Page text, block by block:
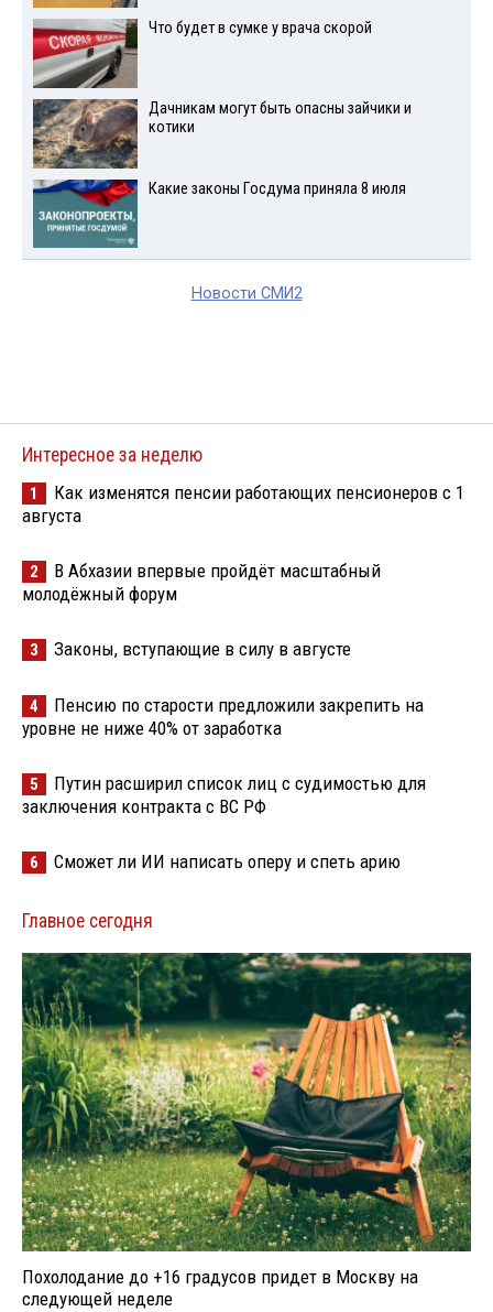
Что будет в сумке у врача скорой
Дачникам могут быть опасны зайчики и
котики
Какие законы Госдума приняла 8 июля
Новости СМИ2
Интересное за неделю
1
Как изменятся пенсии работающих пенсионеров с 1
августа
2
В Абхазии впервые пройдёт масштабный
молодёжный форум
3 Законы, вступающие в силу в августе
4
Пенсию по старости предложили закрепить на
уровне не ниже 40% от заработка
5
Путин расширил список лиц с судимостью для
заключения контракта с ВС РФ
6 Сможет ли ИИ написать оперу и спеть арию
Главное сегодня
Похолодание до +16 градусов придет в Москву на
следующей неделе